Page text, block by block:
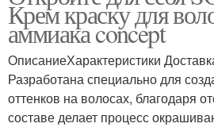
Крем краску для
аммиака concept
ОписаниеХарактеристики
Разработана специально для
оттенков на волосах, благодаря
составе делает процесс